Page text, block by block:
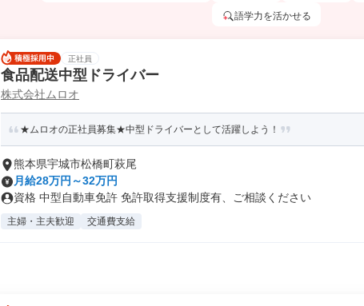
語学力を活かせる
正社員
食品配送中型ドライバー
株式会社ムロオ
★ムロオの正社員募集★中型ドライバーとして活躍しよう！
熊本県宇城市松橋町萩尾
月給28万円～32万円
資格 中型自動車免許 免許取得支援制度有、ご相談ください
主婦・主夫歓迎 交通費支給